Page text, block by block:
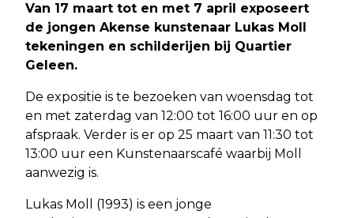
Van 17 maart tot en met 7 april exposeert
de jongen Akense kunstenaar Lukas Moll
tekeningen en schilderijen bij Quartier
Geleen.
De expositie is te bezoeken van woensdag tot
en met zaterdag van 12:00 tot 16:00 uur en op
afspraak. Verder is er op 25 maart van 11:30 tot
13:00 uur een Kunstenaarscafé waarbij Moll
aanwezig is.
Lukas Moll (1993) is een jonge